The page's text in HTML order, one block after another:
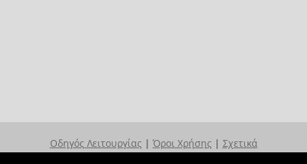
Οδηγός Λειτουργίας | Όροι Χρήσης | Σχετικά